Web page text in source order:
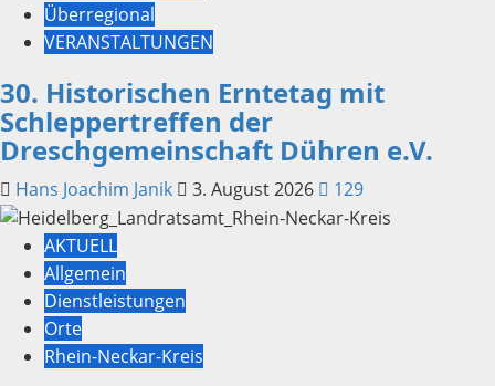
Überregional
VERANSTALTUNGEN
30. Historischen Erntetag mit
Schleppertreffen der
Dreschgemeinschaft Dühren e.V.
Hans Joachim Janik 3. August 2026 129
AKTUELL
Allgemein
Dienstleistungen
Orte
Rhein-Neckar-Kreis